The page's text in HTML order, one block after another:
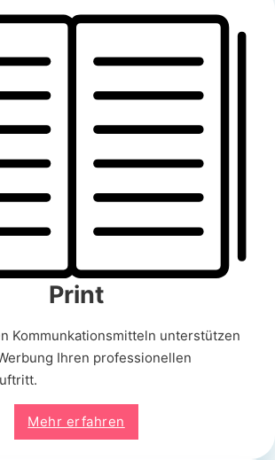
Print
Kommunkationsmitteln unterstützen
Ihren professionellen
Mehr erfahren